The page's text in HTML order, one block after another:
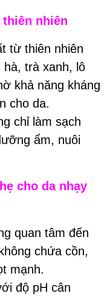
thiên nhiên
từ thiên nhiên
hà, trà xanh, lô
khả năng kháng
cho da.
chỉ làm sạch
ẩm, nuôi
cho da nhạy
quan tâm đến
chứa cồn,
mạnh.
độ pH cân